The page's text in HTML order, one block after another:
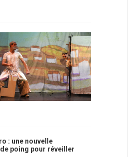
: une nouvelle
poing pour réveiller